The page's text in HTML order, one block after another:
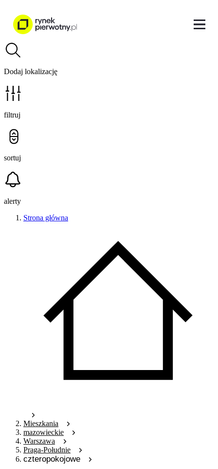
Dodaj lokalizację
filtruj
sortuj
alerty
Strona główna
Mieszkania
mazowieckie
Warszawa
Praga-Południe
czteropokojowe